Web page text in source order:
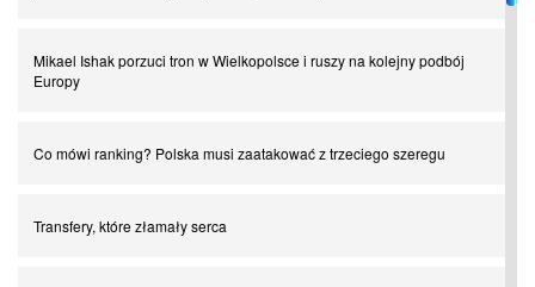
Mikael Ishak porzuci tron w Wielkopolsce i ruszy na kolejny podbój
Europy
Co mówi ranking? Polska musi zaatakować z trzeciego szeregu
Transfery, które złamały serca